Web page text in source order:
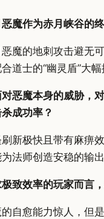
魔作为赤月峡谷的
魔的地刺攻击避无
道士的“幽灵盾”大
恶魔本身的威胁，
成功率？
新极快且带有麻痹
法师创造安稳的输
致效率的玩家而言
自愈能力惊人，但